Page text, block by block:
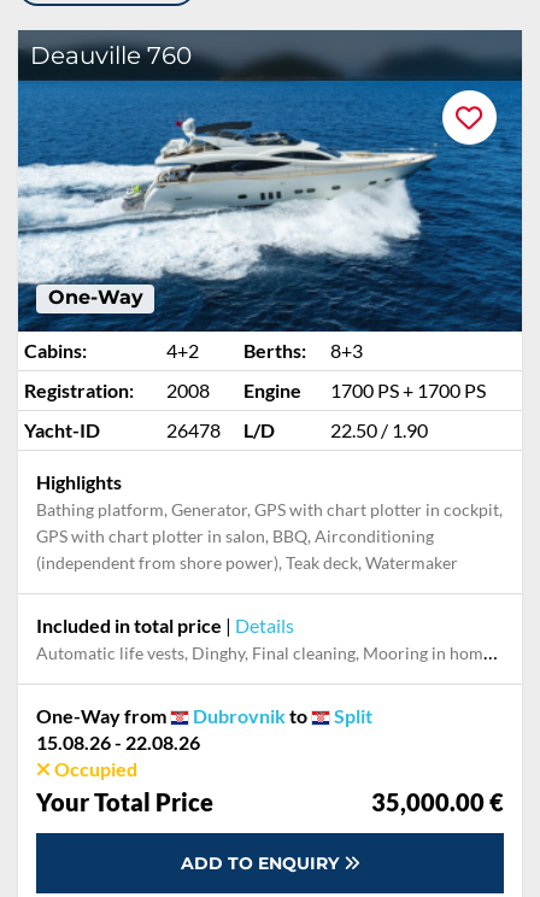
Deauville 760
One-Way
Cabins: 4+2 Berths:
8+3
Registration:
2008 Engine
1700 PS + 1700 PS
Yacht-ID
26478 L/D 22.50 / 1.90
Highlights
Bathing platform, Generator, GPS with chart plotter in cockpit,
GPS with chart plotter in salon, BBQ, Airconditioning
(independent from shore power), Teak deck, Watermaker
Included in total price | Details
Automatic life vests, Dinghy, Final cleaning, Mooring in home marina during the whole charter, Outboard engine, Pillow, blanket, sheets, duvet cover, Skipper, Snorkeling set, Stand-up paddle board, Towels, Water ski, WiFi internet on board
One-Way from Dubrovnikto
Split
15.08.26 - 22.08.26
Occupied
Your Total Price 35,000.00 €
ADD TO ENQUIRY